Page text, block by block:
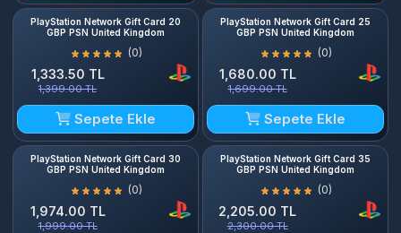
PlayStation Network Gift Card 20
GBP PSN United Kingdom
(0)
1,333.50 TL
1,399.00 TL
Sepete Ekle
PlayStation Network Gift Card 25
GBP PSN United Kingdom
(0)
1,680.00 TL
1,699.00 TL
Sepete Ekle
PlayStation Network Gift Card 30
GBP PSN United Kingdom
(0)
1,974.00 TL
1,999.00 TL
PlayStation Network Gift Card 35
GBP PSN United Kingdom
(0)
2,205.00 TL
2,300.00 TL